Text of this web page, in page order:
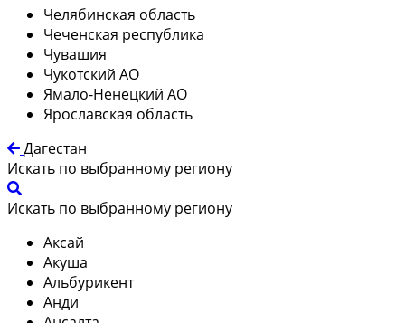
Челябинская область
Чеченская республика
Чувашия
Чукотский АО
Ямало-Ненецкий АО
Ярославская область
Дагестан
Искать по выбранному региону
Искать по выбранному региону
Аксай
Акуша
Альбурикент
Анди